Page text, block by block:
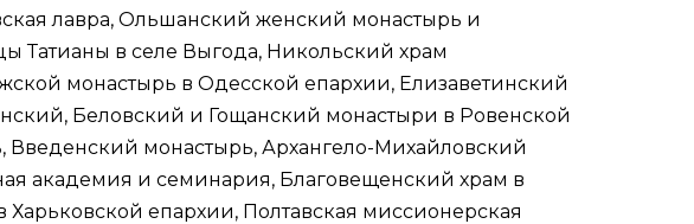
лавра, Ольшанский женский монастырь и
Татианы в селе Выгода, Никольский храм
монастырь в Одесской епархии, Елизаветинский
Беловский и Гощанский монастыри в Ровенской
Введенский монастырь, Архангело-Михайловский
академия и семинария, Благовещенский храм в
Харьковской епархии, Полтавская миссионерская